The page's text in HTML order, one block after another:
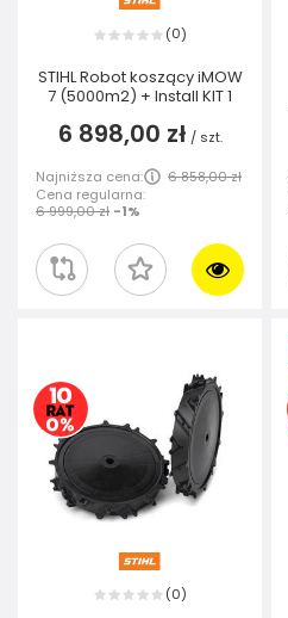
(0)
STIHL Robot koszący iMOW
7 (5000m2) + Install KIT 1
6 898,00 zł / szt.
Najniższa cena:
6 858,00 zł
Cena regularna:
6 999,00 zł -1%
(0)